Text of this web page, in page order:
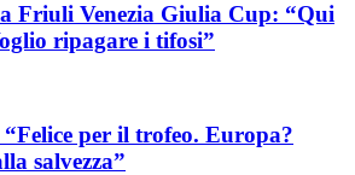
Friuli Venezia Giulia Cup: “Qui
ripagare i tifosi”
per il trofeo. Europa?
salvezza”